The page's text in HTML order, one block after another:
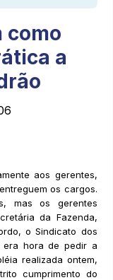
como
a
aos gerentes,
os cargos.
mas os gerentes
da Fazenda,
o Sindicato dos
era hora de pedir a
realizada ontem,
cumprimento do